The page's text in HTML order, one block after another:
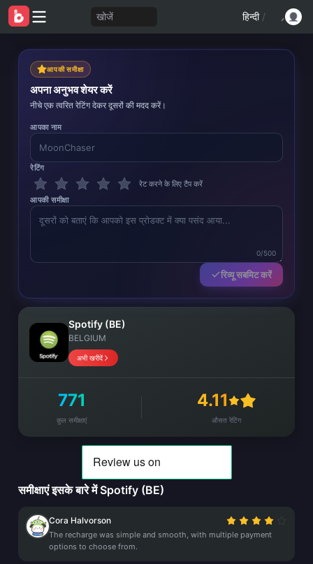
खोजें हिन्दी /
आपकी समीक्षा
अपना अनुभव शेयर करें
नीचे एक त्वरित रेटिंग देकर दूसरों की मदद करें।
आपका नाम
रेटिंग
रेट करने के लिए टैप करें
आपकी समीक्षा
0/500
रिव्यू सबमिट करें
Spotify (BE)
BELGIUM
अभी खरीदें
771
कुल समीक्षाएं
4.11
औसत रेटिंग
समीक्षाएं इसके बारे में Spotify (BE)
Cora Halvorson
The recharge was simple and smooth, with multiple payment
options to choose from.